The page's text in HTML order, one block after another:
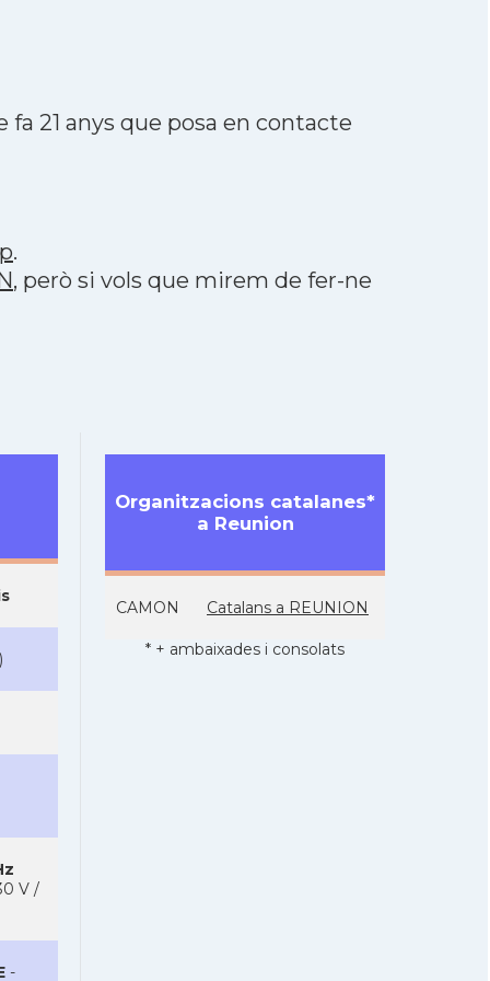
21 anys que posa en contacte
.
, però si vols que mirem de fer-ne
V /
-
Organitzacions catalanes*
a Reunion
CAMON Catalans a REUNION
* + ambaixades i consolats